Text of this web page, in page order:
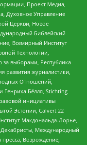
Проект Медиа,
Духовное Управление
Церкви, Новое
Библейский
Всемирный Институт
Технологии,
за выборами, Республика
журналистики,
Отношений,
Бёлля, Stichting
инициативы
Эстонии, Calvert 22
Макдональда-Лорье,
Международный
Возрождение,